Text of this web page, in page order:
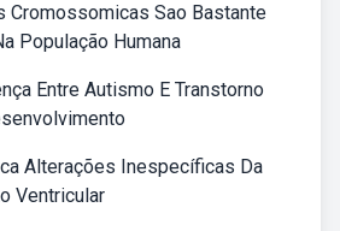
Cromossomicas Sao Bastante
População Humana
Entre Autismo E Transtorno
Alterações Inespecíficas Da
Ventricular